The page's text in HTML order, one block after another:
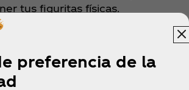
tus figuritas físicas.
Ver puntos
preferencia de la